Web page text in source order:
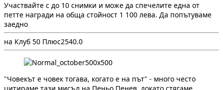
Участвайте с до 10 снимки и може да спечелите една от
петте награди на обща стойност 1 100 лева. Да попътуваме
заедно
на Клуб 50 Плюс2540.0
"Човекът е човек тогава, когато е на път" - много често